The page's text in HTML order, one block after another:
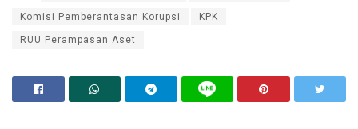
Komisi Pemberantasan Korupsi KPK
RUU Perampasan Aset